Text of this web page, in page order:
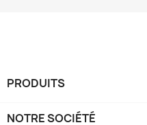
PRODUITS
NOTRE SOCIÉTÉ